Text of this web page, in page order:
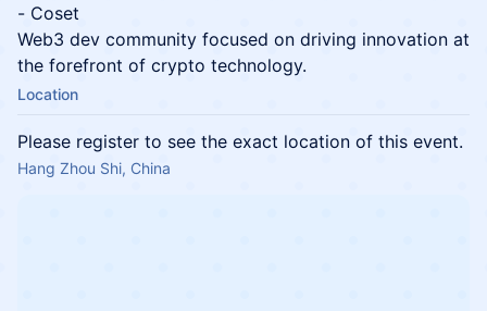
- Coset
Web3 dev community focused on driving innovation at
the forefront of crypto technology.
Location
Please register to see the exact location of this event.
Hang Zhou Shi, China